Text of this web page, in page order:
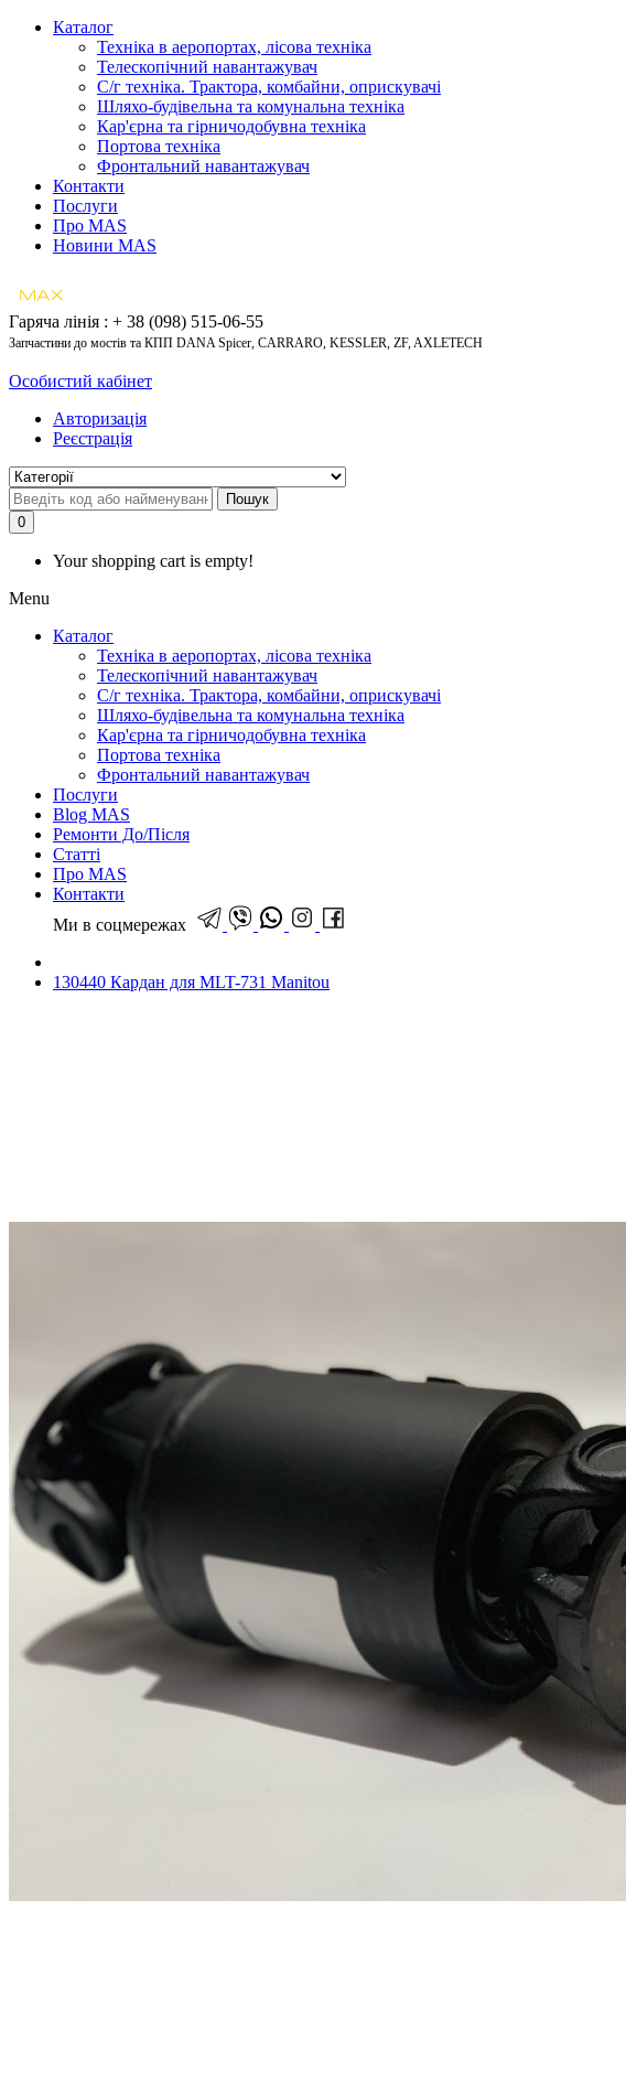
Каталог
Техніка в аеропортах, лісова техніка
Телескопічний навантажувач
С/г техніка. Трактора, комбайни, оприскувачі
Шляхо-будівельна та комунальна техніка
Кар'єрна та гірничодобувна техніка
Портова техніка
Фронтальний навантажувач
Контакти
Послуги
Про MAS
Новини MAS
Гаряча лінія : + 38 (098) 515-06-55
Запчастини до мостів та КПП DANA Spicer, CARRARO, KESSLER, ZF, AXLETECH
Особистий кабінет
Авторизація
Реєстрація
Пошук
0
Your shopping cart is empty!
Menu
Каталог
Техніка в аеропортах, лісова техніка
Телескопічний навантажувач
С/г техніка. Трактора, комбайни, оприскувачі
Шляхо-будівельна та комунальна техніка
Кар'єрна та гірничодобувна техніка
Портова техніка
Фронтальний навантажувач
Послуги
Blog MAS
Ремонти До/Після
Статті
Про MAS
Контакти
Ми в соцмережах
130440 Кардан для MLT-731 Manitou